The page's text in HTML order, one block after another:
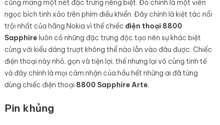
cũng mang một nét đặc trưng riêng biệt. Đó chính là một viên
ngọc bích tinh xảo trên phím điều khiển. Đây chính là kiệt tác nổi
trội nhất của hãng Nokia vì thế chiếc điện thoại 8800
Sapphire luôn có những đặc trưng độc tạo nên sự khác biệt
cùng với kiểu dáng trượt không thể nào lẫn vào đâu được. Chiếc
điện thoại này nhỏ, gọn và tiện lợi, thế nhưng lại vô cùng tinh tế
và đây chính là mọi cảm nhận của hầu hết những ai đã từng
dùng chiếc điện thoại 8800 Sapphire Arte.
Pin khủng